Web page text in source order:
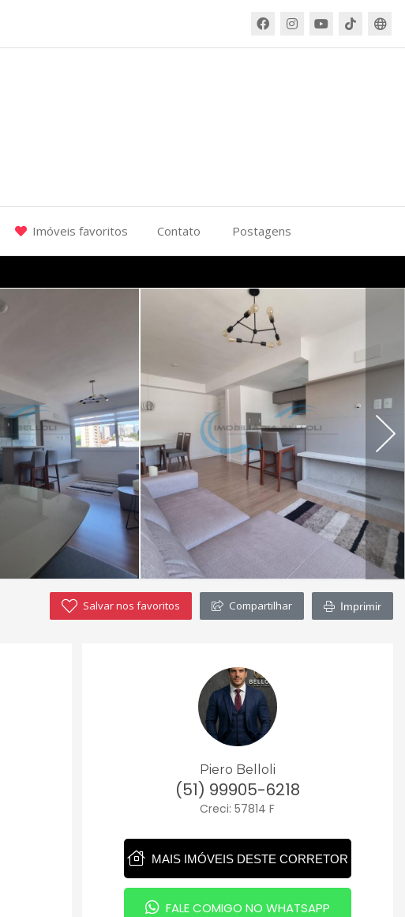
Imóveis favoritos Contato Postagens
Salvar nos favoritos Compartilhar Imprimir
Piero Belloli
(51) 99905-6218
Creci: 57814 F
MAIS IMÓVEIS DESTE CORRETOR
FALE COMIGO NO WHATSAPP